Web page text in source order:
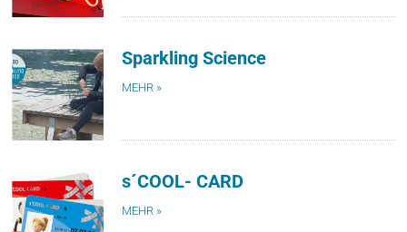
Sparkling Science
MEHR »
s´COOL- CARD
MEHR »